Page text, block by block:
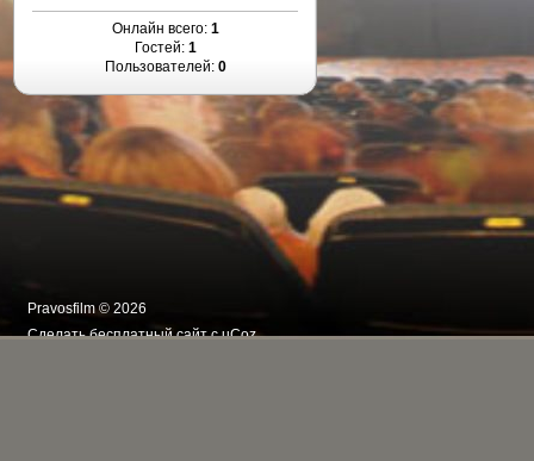
Онлайн всего: 1
Гостей: 1
Пользователей: 0
Pravosfilm © 2026
Сделатьбесплатный сайтсuCoz